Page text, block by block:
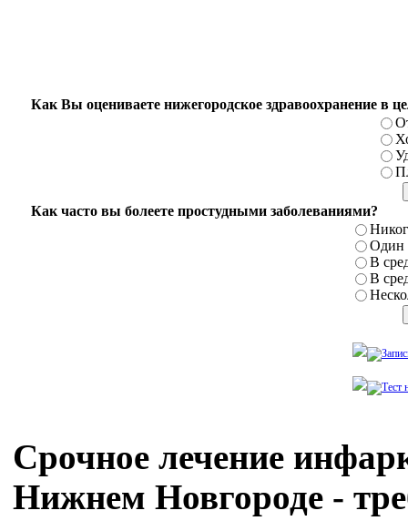
Как Вы оцениваете нижегородское здравоохранение в
Как часто вы болеете простудными заболеваниями?
Один
В
В
Срочное лечение
Нижнем Новгороде -